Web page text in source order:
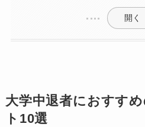
開く
大学中退者におすす
ト10選